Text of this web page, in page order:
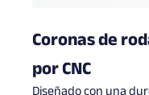
Coronas de
por CNC